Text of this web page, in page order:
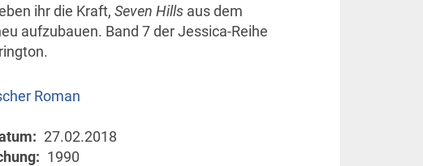
ihr die Kraft, Seven Hills aus dem
aufzubauen. Band 7 der Jessica-Reihe
Roman
27.02.2018
1990